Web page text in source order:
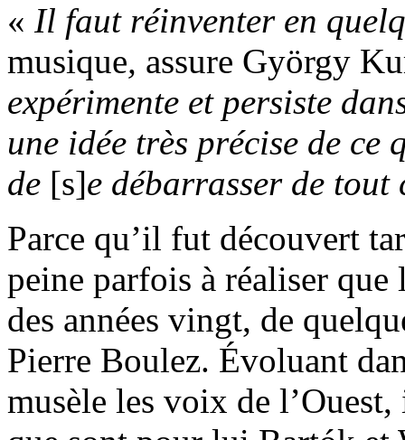
« Il faut réinventer en
musique, assure György
expérimente et persiste
une idée très précise de ce
de [s]e débarrasser de tout
Parce qu’il fut découvert
peine parfois à réaliser
des années vingt, de
Pierre Boulez. Évoluant
musèle les voix de